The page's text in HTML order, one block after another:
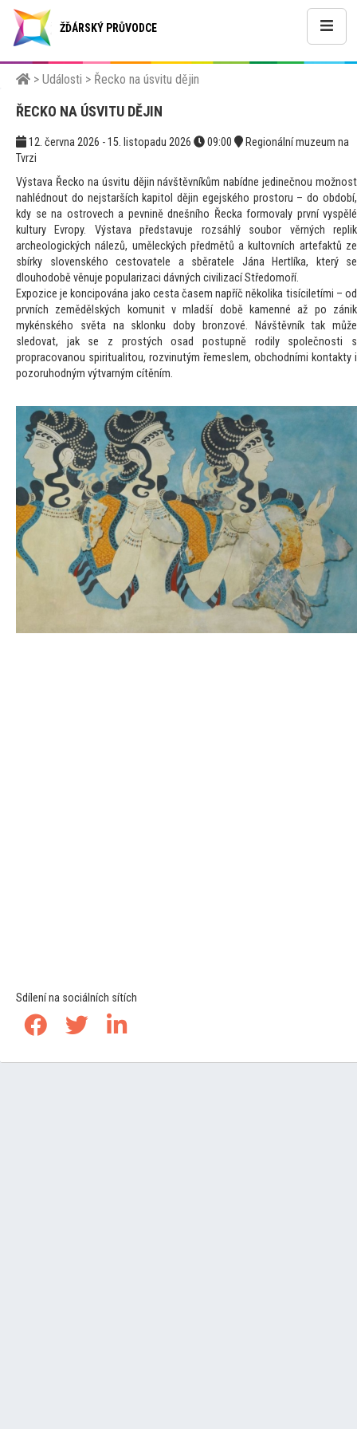
ŽĎÁRSKÝ PRŮVODCE
> Události > Řecko na úsvitu dějin
ŘECKO NA ÚSVITU DĚJIN
12. června 2026 - 15. listopadu 2026 09:00
Regionální muzeum na
Tvrzi
Výstava Řecko na úsvitu dějin návštěvníkům nabídne jedinečnou možnost
nahlédnout do nejstarších kapitol dějin egejského prostoru – do období,
kdy se na ostrovech a pevnině dnešního Řecka formovaly první vyspělé
kultury Evropy. Výstava představuje rozsáhlý soubor věrných replik
archeologických nálezů, uměleckých předmětů a kultovních artefaktů ze
sbírky slovenského cestovatele a sběratele Jána Hertlíka, který se
dlouhodobě věnuje popularizaci dávných civilizací Středomoří.
Expozice je koncipována jako cesta časem napříč několika tisíciletími – od
prvních zemědělských komunit v mladší době kamenné až po zánik
mykénského světa na sklonku doby bronzové. Návštěvník tak může
sledovat, jak se z prostých osad postupně rodily společnosti s
propracovanou spiritualitou, rozvinutým řemeslem, obchodními kontakty i
pozoruhodným výtvarným cítěním.
Sdílení na sociálních sítích